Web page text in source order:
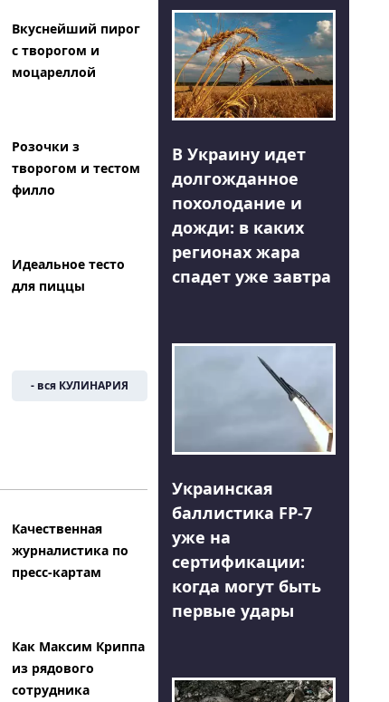
Вкуснейший пирог
с творогом и
моцареллой
Розочки з
творогом и тестом
филло
Идеальное тесто
для пиццы
- вся КУЛИНАРИЯ
Качественная
журналистика по
пресс-картам
Как Максим Криппа
из рядового
сотрудника
В Украину идет
долгожданное
похолодание и
дожди: в каких
регионах жара
спадет уже завтра
Украинская
баллистика FP-7
уже на
сертификации:
когда могут быть
первые удары